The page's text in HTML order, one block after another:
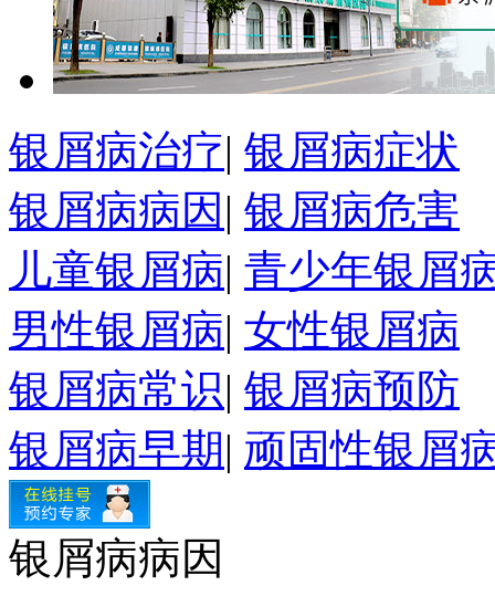
银屑病治疗| 银屑病症状
银屑病病因 | 银屑病危害
儿童银屑病| 青少年银屑
男性银屑病| 女性银屑病
银屑病常识| 银屑病预防
银屑病早期| 顽固性银屑
银屑病病因